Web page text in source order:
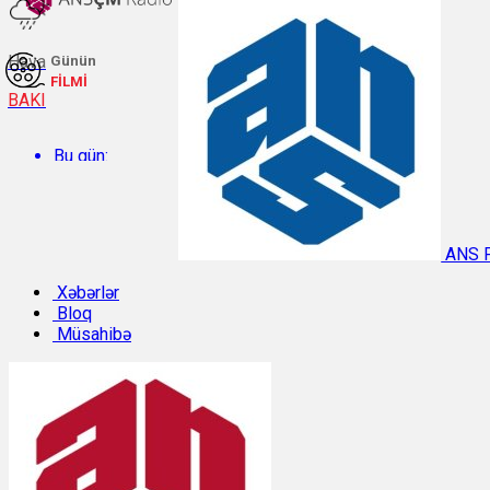
Hava
BAKI
Bu gün:
Temperatur: 32.3°C. Rütubət: 38%.
Sabah:
Günün
FİLMİ
ANS
Xəbərlər
Bloq
Müsahibə